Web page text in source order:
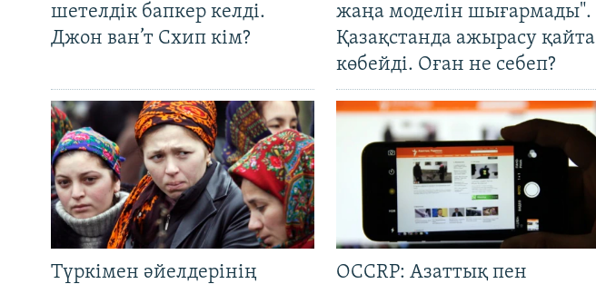
шетелдік бапкер келді.
Джон ван’т Схип кім?
жаңа моделін шығармады".
Қазақстанда ажырасу қайта
көбейді. Оған не себеп?
Түркімен әйелдерінің
OCCRP: Азаттық пен